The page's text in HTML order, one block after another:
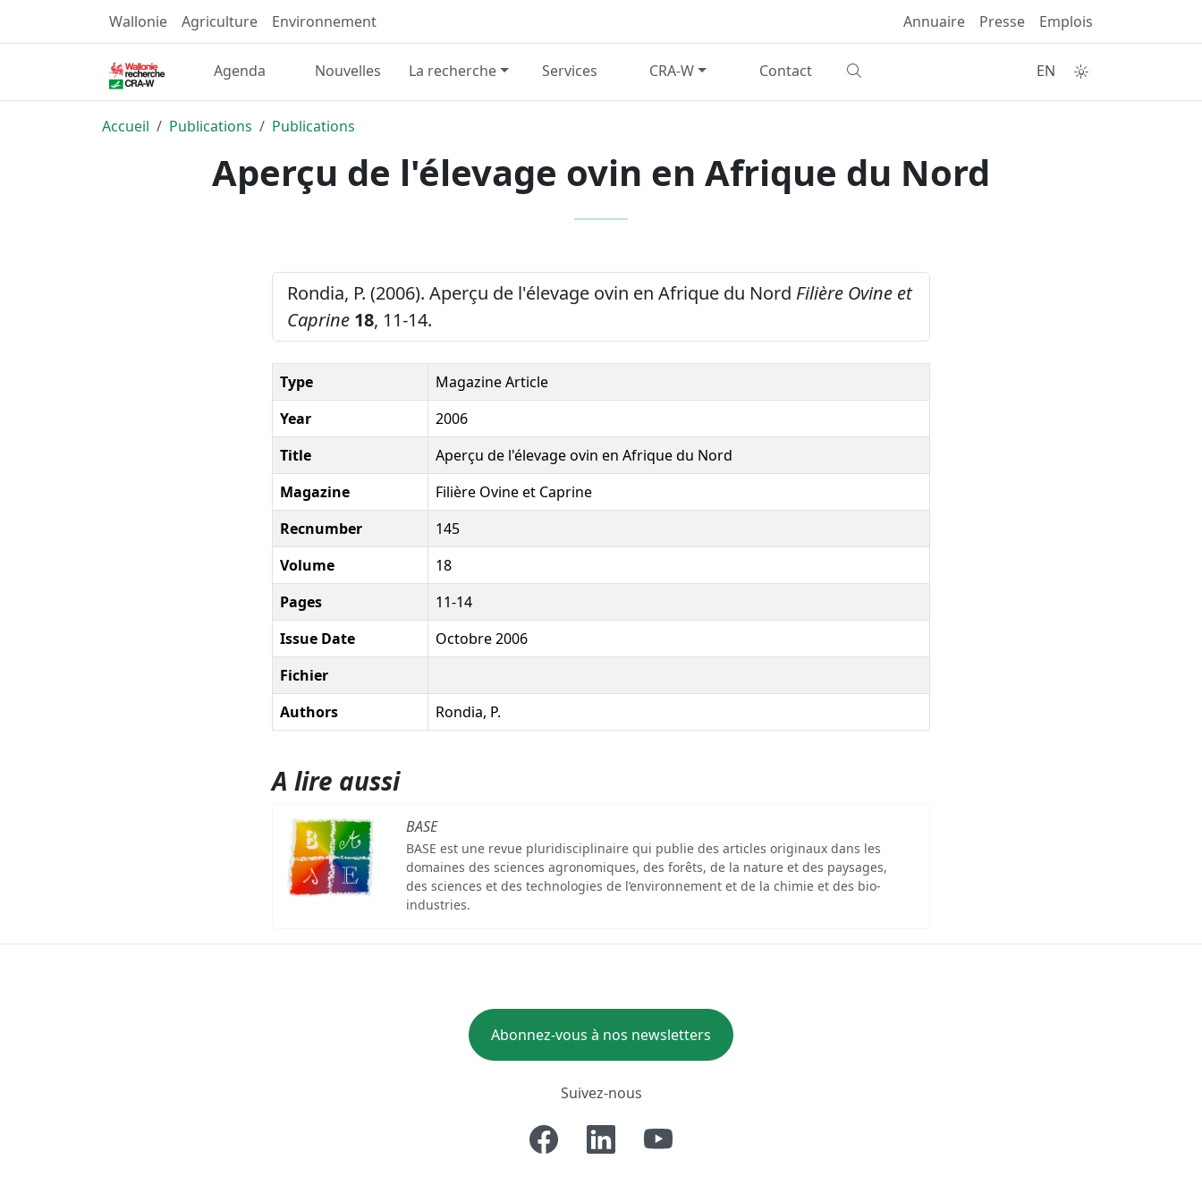
Wallonie Agriculture Environnement Annuaire Presse Emplois
Agenda Nouvelles La recherche Services CRA-W Contact EN
Accueil Publications Publications
Aperçu de l'élevage ovin en Afrique du Nord
Rondia, P. (2006). Aperçu de l'élevage ovin en Afrique du Nord Filière Ovine et
Caprine 18, 11-14.
Type
Magazine Article
Year
2006
Title
Aperçu de l'élevage ovin en Afrique du Nord
Magazine
Filière Ovine et Caprine
Recnumber
145
Volume
18
Pages
11-14
Issue Date
Octobre 2006
Fichier
Authors
Rondia, P.
A lire aussi
BASE
BASE est une revue pluridisciplinaire qui publie des articles originaux dans les
domaines des sciences agronomiques, des forêts, de la nature et des paysages,
des sciences et des technologies de l’environnement et de la chimie et des bio-
industries.
Abonnez-vous à nos newsletters
Suivez-nous